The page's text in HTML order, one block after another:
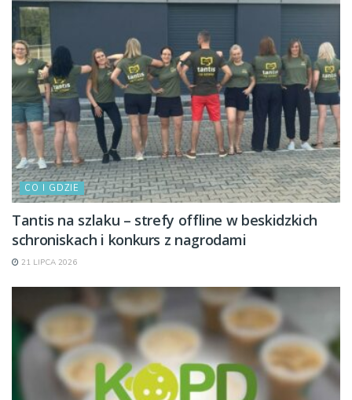
CO I GDZIE
Tantis na szlaku – strefy offline w beskidzkich
schroniskach i konkurs z nagrodami
21 LIPCA 2026